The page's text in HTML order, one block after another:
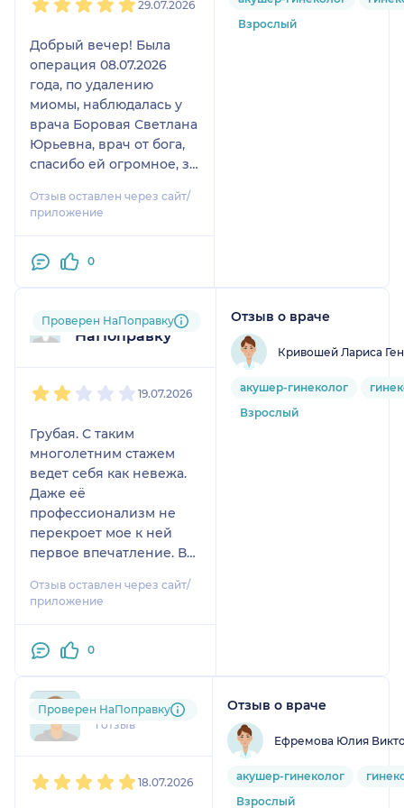
29.07.2026
Добрый вечер! Была
операция 08.07.2026
года, по удалению
миомы, наблюдалась у
врача Боровая Светлана
Юрьевна, врач от бога,
спасибо ей огромное, за
поддержку, за
понимание, операция
восстановление
рекомендую, нигде
такого отношения ещё
Юрьевна, спасибо вам
огромное 🙏
Отзыв оставлен через сайт/
приложение
0
Взрослый
Пользователь
НаПоправку
Проверен НаПоправку
19.07.2026
Грубая. С таким
многолетним стажем
ведет себя как невежа.
Даже её
профессионализм не
перекроет мое к ней
первое впечатление. В
центре номер 4
впервые , ждали врача 2
день сокращённый , так
почему я приехала
именно в пятницу
вечером за 50 минут до
плановую
госпитализацию на 41
Отзыв оставлен через сайт/
приложение
0
Отзыв о враче
Кривошей Лариса
акушер-гинеколог
Взрослый
koz....@....com
1 отзыв
Проверен НаПоправку
18.07.2026
Отзыв о враче
Ефремова Юлия
акушер-гинеколог
Взрослый